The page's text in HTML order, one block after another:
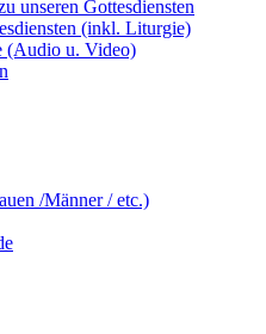
unseren Gottesdiensten
(inkl. Liturgie)
(Audio u. Video)
/Männer / etc.)